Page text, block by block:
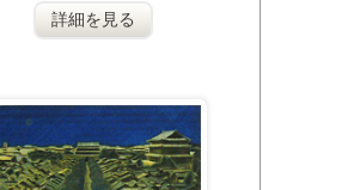
詳細を見る